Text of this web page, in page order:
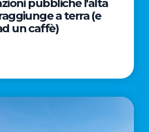
pubbliche l'alta
a terra (e
un caffè)